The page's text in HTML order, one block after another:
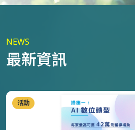
NEWS
最新資訊
活動